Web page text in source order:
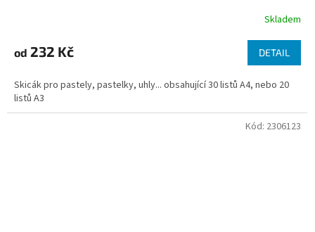
Skladem
od 232 Kč DETAIL
Skicák pro pastely, pastelky, uhly... obsahující 30 listů A4, nebo 20
listů A3
Kód: 2306123